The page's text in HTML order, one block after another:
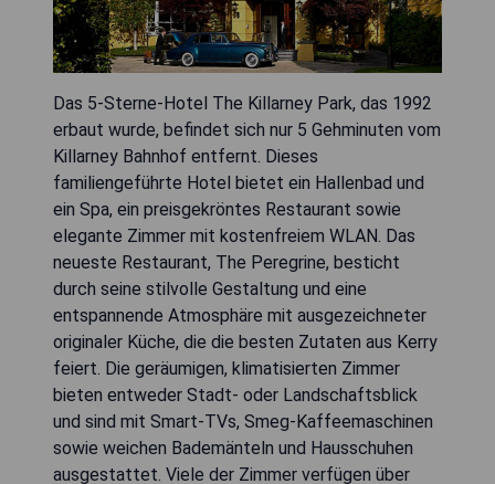
Das 5-Sterne-Hotel The Killarney Park, das 1992
erbaut wurde, befindet sich nur 5 Gehminuten vom
Killarney Bahnhof entfernt. Dieses
familiengeführte Hotel bietet ein Hallenbad und
ein Spa, ein preisgekröntes Restaurant sowie
elegante Zimmer mit kostenfreiem WLAN. Das
neueste Restaurant, The Peregrine, besticht
durch seine stilvolle Gestaltung und eine
entspannende Atmosphäre mit ausgezeichneter
originaler Küche, die die besten Zutaten aus Kerry
feiert. Die geräumigen, klimatisierten Zimmer
bieten entweder Stadt- oder Landschaftsblick
und sind mit Smart-TVs, Smeg-Kaffeemaschinen
sowie weichen Bademänteln und Hausschuhen
ausgestattet. Viele der Zimmer verfügen über